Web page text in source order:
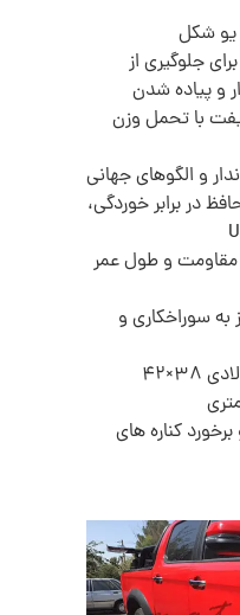
یو شکل
جلوگیری از
و پیاده شدن
با تحمل وزن
و الگوهای جهانی
در برابر خوردگی،
مقاومت و طول عمر
سوراخکاری و
ساخته شده از لوله فولادی 38×42
کناره های